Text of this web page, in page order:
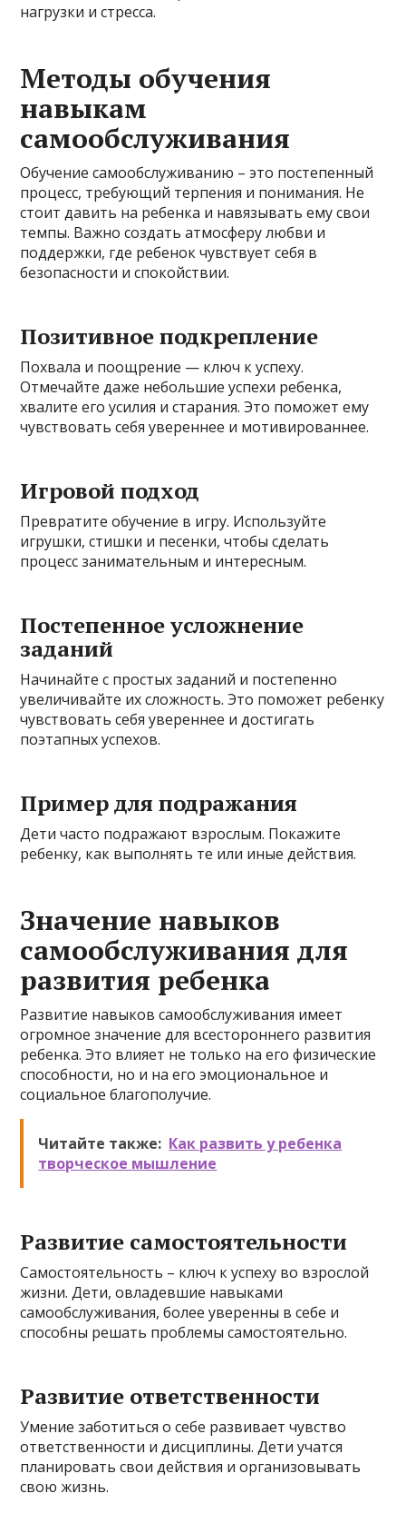
нагрузки и стресса.
Методы обучения
навыкам
самообслуживания
Обучение самообслуживанию – это постепенный
процесс, требующий терпения и понимания. Не
стоит давить на ребенка и навязывать ему свои
темпы. Важно создать атмосферу любви и
поддержки, где ребенок чувствует себя в
безопасности и спокойствии.
Позитивное подкрепление
Похвала и поощрение — ключ к успеху.
Отмечайте даже небольшие успехи ребенка,
хвалите его усилия и старания. Это поможет ему
чувствовать себя увереннее и мотивированнее.
Игровой подход
Превратите обучение в игру. Используйте
игрушки, стишки и песенки, чтобы сделать
процесс занимательным и интересным.
Постепенное усложнение
заданий
Начинайте с простых заданий и постепенно
увеличивайте их сложность. Это поможет ребенку
чувствовать себя увереннее и достигать
поэтапных успехов.
Пример для подражания
Дети часто подражают взрослым. Покажите
ребенку, как выполнять те или иные действия.
Значение навыков
самообслуживания для
развития ребенка
Развитие навыков самообслуживания имеет
огромное значение для всестороннего развития
ребенка. Это влияет не только на его физические
способности, но и на его эмоциональное и
социальное благополучие.
Читайте также: Как развить у ребенка
творческое мышление
Развитие самостоятельности
Самостоятельность – ключ к успеху во взрослой
жизни. Дети, овладевшие навыками
самообслуживания, более уверенны в себе и
способны решать проблемы самостоятельно.
Развитие ответственности
Умение заботиться о себе развивает чувство
ответственности и дисциплины. Дети учатся
планировать свои действия и организовывать
свою жизнь.